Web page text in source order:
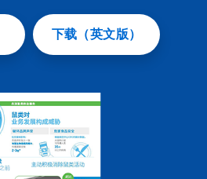
下载（英文版）